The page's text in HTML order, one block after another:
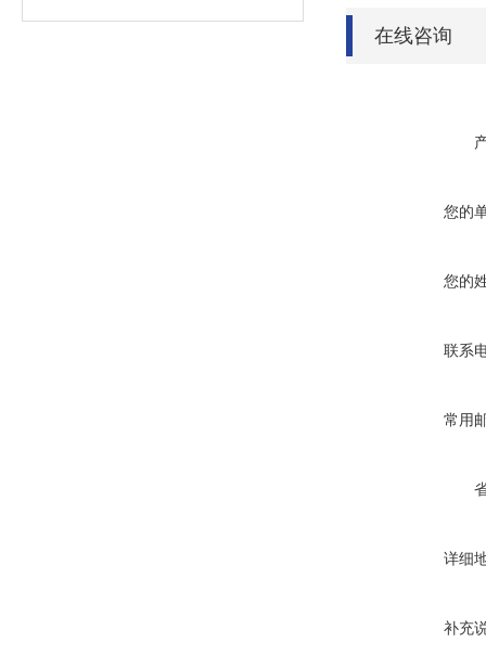
在线咨询
您的
您的
联系
常用
详细
补充